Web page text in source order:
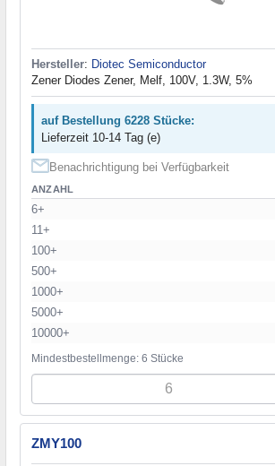
Hersteller: Diotec Semiconductor
Zener Diodes Zener, Melf, 100V, 1.3W, 5%
auf Bestellung 6228 Stücke:
Lieferzeit 10-14 Tag (e)
Benachrichtigung bei Verfügbarkeit
ANZAHL
6+
11+
100+
500+
1000+
5000+
10000+
Mindestbestellmenge: 6 Stücke
ZMY100